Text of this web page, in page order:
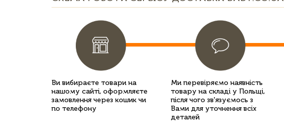
Ви вибираєте товари на
нашому сайті, оформляєте
замовлення через кошик чи
по телефону
Ми перевіряємо наявність
товару на складі у Польщі,
після чого зв'язуємось з
Вами для уточнення всіх
деталей